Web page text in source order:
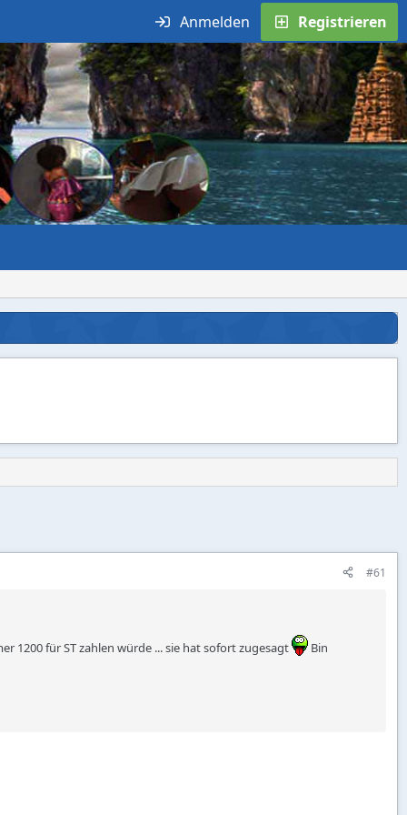
Anmelden Registrieren
#61
1200 für ST zahlen würde ... sie hat sofort zugesagt Bin